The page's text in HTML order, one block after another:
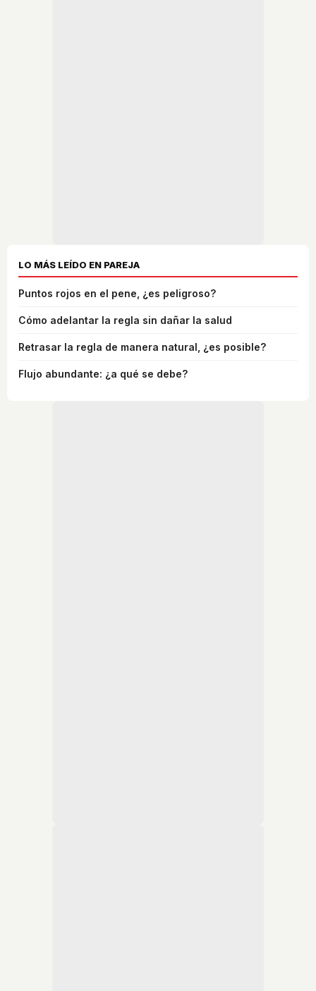
LO MÁS LEÍDO EN PAREJA
Puntos rojos en el pene, ¿es peligroso?
Cómo adelantar la regla sin dañar la salud
Retrasar la regla de manera natural, ¿es posible?
Flujo abundante: ¿a qué se debe?